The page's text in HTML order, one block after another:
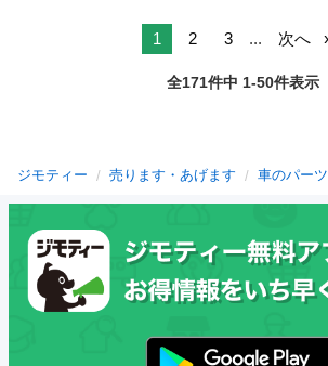
1 2 3 ... 次へ
全171件中 1-50件表示
ジモティー 売ります・あげます 車のパーツ